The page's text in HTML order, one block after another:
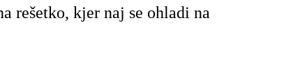
rešetko, kjer naj se ohladi na